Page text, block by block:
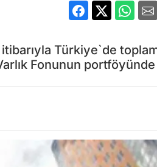
Türkiye`de
Fonunun